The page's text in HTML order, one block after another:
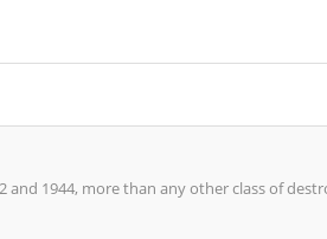
and 1944, more than any other class of